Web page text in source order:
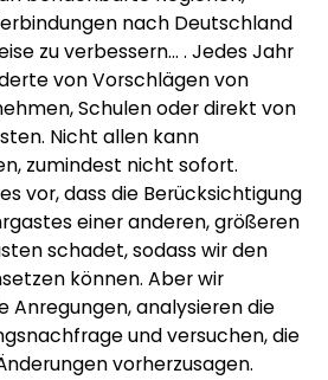
nach Deutschland
zu verbessern... . Jedes Jahr
von Vorschlägen von
Schulen oder direkt von
Nicht allen kann
zumindest nicht sofort.
vor, dass die Berücksichtigung
einer anderen, größeren
schadet, sodass wir den
können. Aber wir
Anregungen, analysieren die
und versuchen, die
vorherzusagen.